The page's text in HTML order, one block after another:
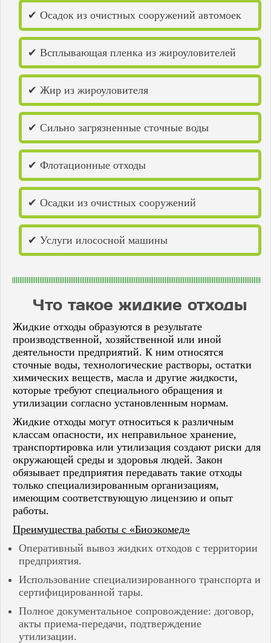
Дивеево
Димитровград
Добрянка
Елабуга
Жигулевск
Заречный
Зеленодольск
Ишимбай
Йошкар-Ола
Казань
Каменка
Камышин
Канаш
Кинель
Киров
Кирово-Чепецк
Козьмодемьянск
Котельнич
Краснокамск
Кузнецк
Кумертау
Лениногорск
Лысьва
Медногорск
Мелеуз
Набережные Челны
Нефтекамск
Нижнекамск
Нижний Ломов
Нижний Новгород
Никольск
Новокуйбышевск
Новотроицк
Новоульяновск
Новочебоксарск
Октябрьский
Оренбург
Орск
Павлово
Пенза
Пермь
Пугачёв
Рузаевка
Салават
Самара
Саранск
Саратов
Саров
Семенов
Сердобск
Сибай
✔ Осадок из очистных сооружений автомоек
✔ Всплывающая пленка из жироуловителей
✔ Жир из жироуловителя
✔ Сильно загрязненные сточные воды
✔ Флотационные отходы
✔ Осадки из очистных сооружений
✔ Услуги илососной машины
Что такое жидкие отходы
Жидкие отходы образуются в результате
производственной, хозяйственной или иной
деятельности предприятий. К ним относятся
сточные воды, технологические растворы, остатки
химических веществ, масла и другие жидкости,
которые требуют специального обращения и
утилизации согласно установленным нормам.
Жидкие отходы могут относиться к различным
классам опасности, их неправильное хранение,
транспортировка или утилизация создают риски для
окружающей среды и здоровья людей. Закон
обязывает предприятия передавать такие отходы
только специализированным организациям,
имеющим соответствующую лицензию и опыт
работы.
Преимущества работы с «Биоэкомед»
Оперативный вывоз жидких отходов с территории
предприятия.
Использование специализированного транспорта и
сертифицированной тары.
Полное документальное сопровождение: договор,
акты приема-передачи, подтверждение
утилизации.